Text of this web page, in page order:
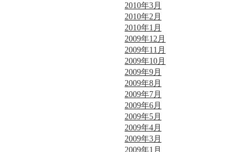
2010年3月
2010年2月
2010年1月
2009年12月
2009年11月
2009年10月
2009年9月
2009年8月
2009年7月
2009年6月
2009年5月
2009年4月
2009年3月
2009年1月